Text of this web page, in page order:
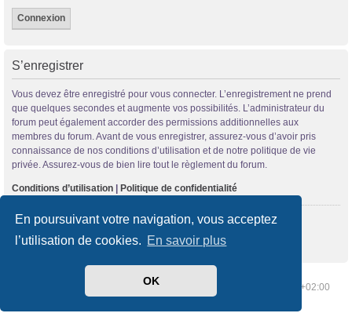
En poursuivant votre navigation, vous acceptez
l’utilisation de cookies. En savoir plus
OK
S’enregistrer
Vous devez être enregistré pour vous connecter. L’enregistrement ne prend
que quelques secondes et augmente vos possibilités. L’administrateur du
forum peut également accorder des permissions additionnelles aux
membres du forum. Avant de vous enregistrer, assurez-vous d’avoir pris
connaissance de nos conditions d’utilisation et de notre politique de vie
privée. Assurez-vous de bien lire tout le règlement du forum.
Conditions d’utilisation | Politique de confidentialité
S’enregistrer
Supprimer les cookies UTC+02:00